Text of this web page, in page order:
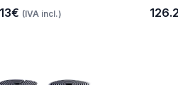
(IVA incl.)